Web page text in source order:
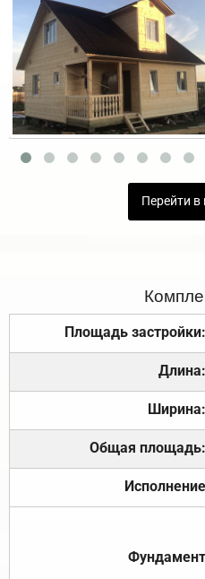
Перейти в
Площадь застройки:
Длина:
Ширина:
Общая площадь:
Исполнение
Фундамент